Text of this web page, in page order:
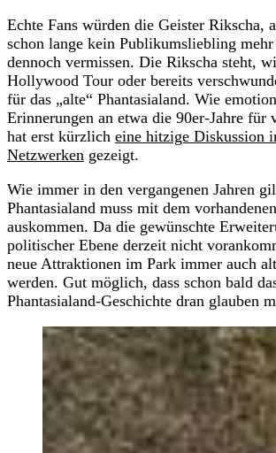
Echte Fans würden die Geister Rikscha,
schon lange kein Publikumsliebling
dennoch vermissen. Die Rikscha steht,
Hollywood Tour oder bereits
für das „alte“ Phantasialand. Wie
Erinnerungen an etwa die 90er-Jahre für
hat erst kürzlich eine hitzige Diskussion
Netzwerken gezeigt.
Wie immer in den vergangenen Jahren
Phantasialand muss mit dem
auskommen. Da die gewünschte
politischer Ebene derzeit nicht
neue Attraktionen im Park immer auch
werden. Gut möglich, dass schon bald
Phantasialand-Geschichte dran glauben